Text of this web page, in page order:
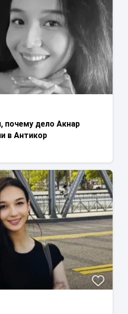
почему дело Акнар
в Антикор